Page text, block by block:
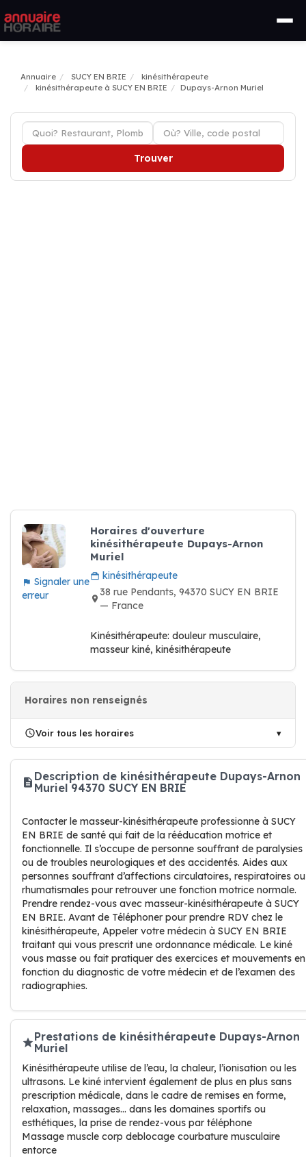
Annuaire SUCY EN BRIE
kinésithérapeute
kinésithérapeute à SUCY EN BRIE
Dupays-Arnon Muriel
Trouver
Signaler une
erreur
Horaires d'ouverture
kinésithérapeute Dupays-Arnon
Muriel
kinésithérapeute
38 rue Pendants, 94370 SUCY EN BRIE
— France
Kinésithérapeute: douleur musculaire,
masseur kiné, kinésithérapeute
Horaires non renseignés
Voir tous les horaires
Description de kinésithérapeute Dupays-Arnon
Muriel 94370 SUCY EN BRIE
Contacter le masseur-kinésithérapeute professionne à SUCY
EN BRIE de santé qui fait de la rééducation motrice et
fonctionnelle. Il s’occupe de personne souffrant de paralysies
ou de troubles neurologiques et des accidentés. Aides aux
personnes souffrant d’affections circulatoires, respiratoires ou
rhumatismales pour retrouver une fonction motrice normale.
Prendre rendez-vous avec masseur-kinésithérapeute à SUCY
EN BRIE. Avant de Téléphoner pour prendre RDV chez le
kinésithérapeute, Appeler votre médecin à SUCY EN BRIE
traitant qui vous prescrit une ordonnance médicale. Le kiné
vous masse ou fait pratiquer des exercices et mouvements en
fonction du diagnostic de votre médecin et de l’examen des
radiographies.
Prestations de kinésithérapeute Dupays-Arnon
Muriel
Kinésithérapeute utilise de l’eau, la chaleur, l’ionisation ou les
ultrasons. Le kiné intervient également de plus en plus sans
prescription médicale, dans le cadre de remises en forme,
relaxation, massages… dans les domaines sportifs ou
esthétiques, la prise de rendez-vous par téléphone
Massage muscle corp deblocage courbature musculaire
entorce